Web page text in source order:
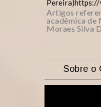
Pereira)https://
Artigos
acadêmica de
Moraes Silva
Sobre o